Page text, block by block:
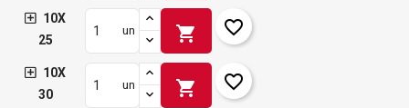
10X
25
un shopping_cart favorite_border
10X
30
un shopping_cart favorite_border